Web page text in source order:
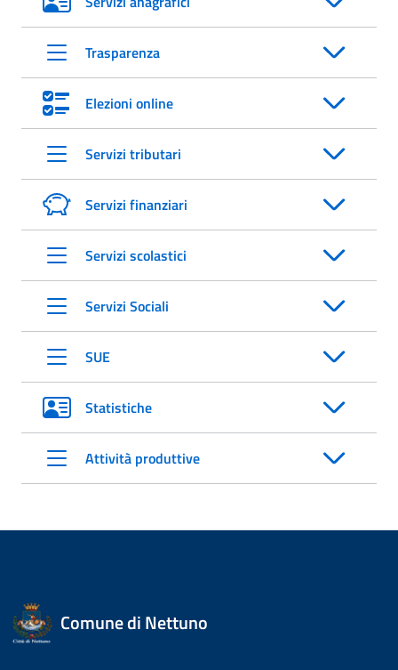
Trasparenza
Elezioni online
Servizi tributari
Servizi finanziari
Servizi scolastici
Servizi Sociali
SUE
Statistiche
Attività produttive
Comune di Nettuno